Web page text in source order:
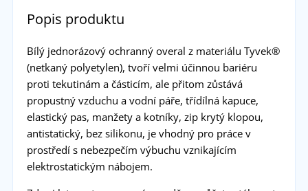
Popis produktu
Bílý jednorázový ochranný overal z materiálu Tyvek®
(netkaný polyetylen), tvoří velmi účinnou bariéru
proti tekutinám a částicím, ale přitom zůstává
propustný vzduchu a vodní páře, třídílná kapuce,
elastický pas, manžety a kotníky, zip krytý klopou,
antistatický, bez silikonu, je vhodný pro práce v
prostředí s nebezpečím výbuchu vznikajícím
elektrostatickým nábojem.